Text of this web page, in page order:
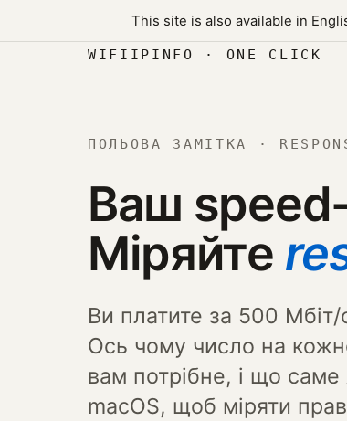
This site is also available in
Перейти до вмістуWIFIIPINFO · ONE CLICK
ПОЛЬОВА ЗАМІТКА ·
Ваш
Міряйте
Ви платите за 500 Мбіт/
Ось чому число на
вам потрібне, і що
macOS, щоб міряти